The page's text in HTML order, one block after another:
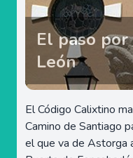
El paso
León
El Código Calixtino
Camino de Santiago
el que va de Astorga